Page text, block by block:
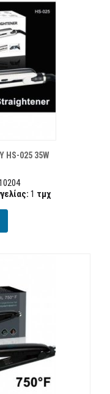
HS-025 35W
1 τμχ